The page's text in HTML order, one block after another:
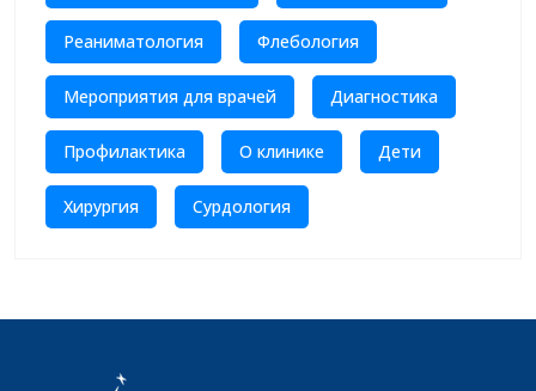
Реаниматология Флебология
Мероприятия для врачей Диагностика
Профилактика О клинике Дети
Хирургия Сурдология